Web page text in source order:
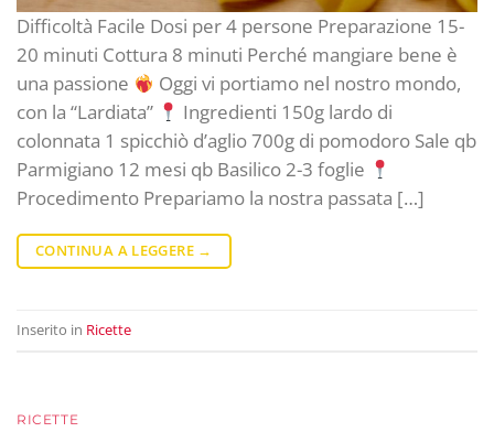
Difficoltà Facile Dosi per 4 persone Preparazione 15-
20 minuti Cottura 8 minuti Perché mangiare bene è
una passione
Oggi vi portiamo nel nostro mondo,
con la “Lardiata”
Ingredienti 150g lardo di
colonnata 1 spicchiò d’aglio 700g di pomodoro Sale qb
Parmigiano 12 mesi qb Basilico 2-3 foglie
Procedimento Prepariamo la nostra passata […]
CONTINUA A LEGGERE →
Inserito in Ricette
RICETTE